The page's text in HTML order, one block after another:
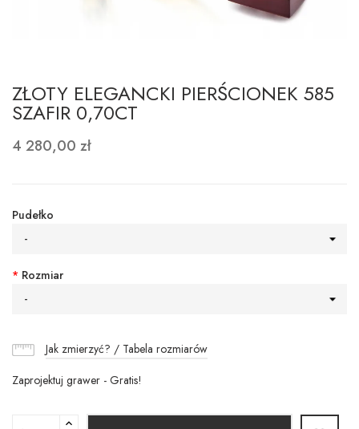
ZŁOTY ELEGANCKI PIERŚCIONEK 585
SZAFIR 0,70CT
4 280,00 zł
Pudełko
-
* Rozmiar
-
Jak zmierzyć? / Tabela rozmiarów
Zaprojektuj grawer - Gratis!